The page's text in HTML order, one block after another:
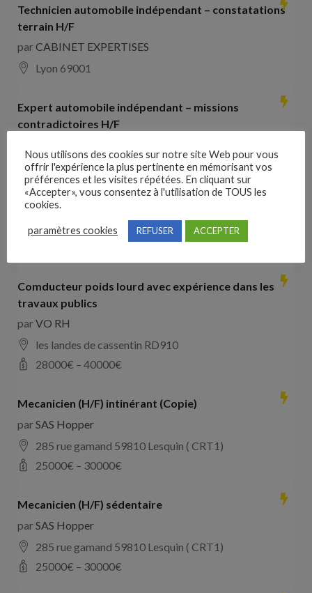
Technicien automobile indépendant – constatations
terrain H/F
parCABINET EXPERTISES
Lyon 69001
Expert automobile indépendant – missions
contradictoires H/F
Lyon 69001
Collaborateur comptable H/F
parHays France
Comducteur poids lourd avec expérience dans les
travaux publics
parVO RH
les landes de cassentin RD910
28000€ – 40000€
Mecanicien (H/F) intinérant (Copie)
parSAS Hopper
285 rue gamand 59810 Lesquin ( CRT1)
25000€ – 30000€
Mecanicien (H/F) sédentaire
parSAS Hopper
285 rue gamand 59810 Lesquin ( CRT1)
25000€ – 30000€
Nous utilisons des cookies sur notre site Web pour vous
offrir l'expérience la plus pertinente en mémorisant vos
préférences et les visites répétées. En cliquant sur
«Accepter», vous consentez à l'utilisation de TOUS les
cookies.
paramètres cookies REFUSER ACCEPTER